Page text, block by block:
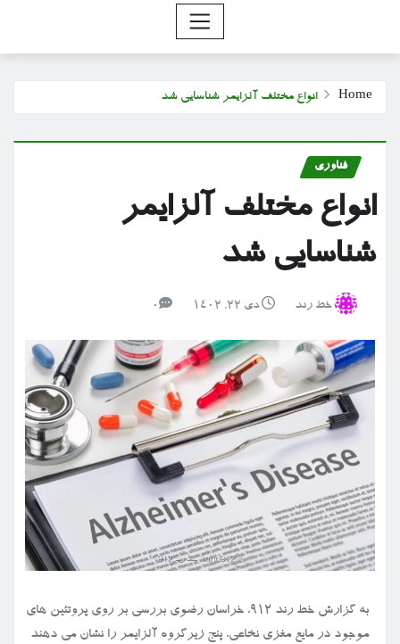
Home انواع مختلف آلزایمر شناسایی شد
فناوری
انواع مختلف آلزایمر
شناسایی شد
خط رند دی ۲۲, ۱۴۰۲ 0
به گزارش خط رند ۹۱۲، خراسان رضوی بررسی بر روی پروتئین های
موجود در مایع مغزی نخاعی، پنج زیرگروه آلزایمر را نشان می دهند